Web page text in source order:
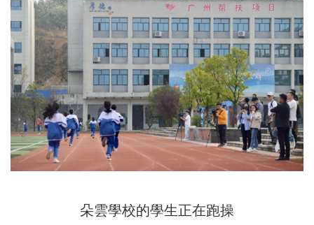
朵雲學校的學生正在跑操